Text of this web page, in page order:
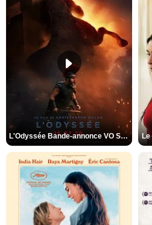
L'Odyssée Bande-annonce VO STFR Le